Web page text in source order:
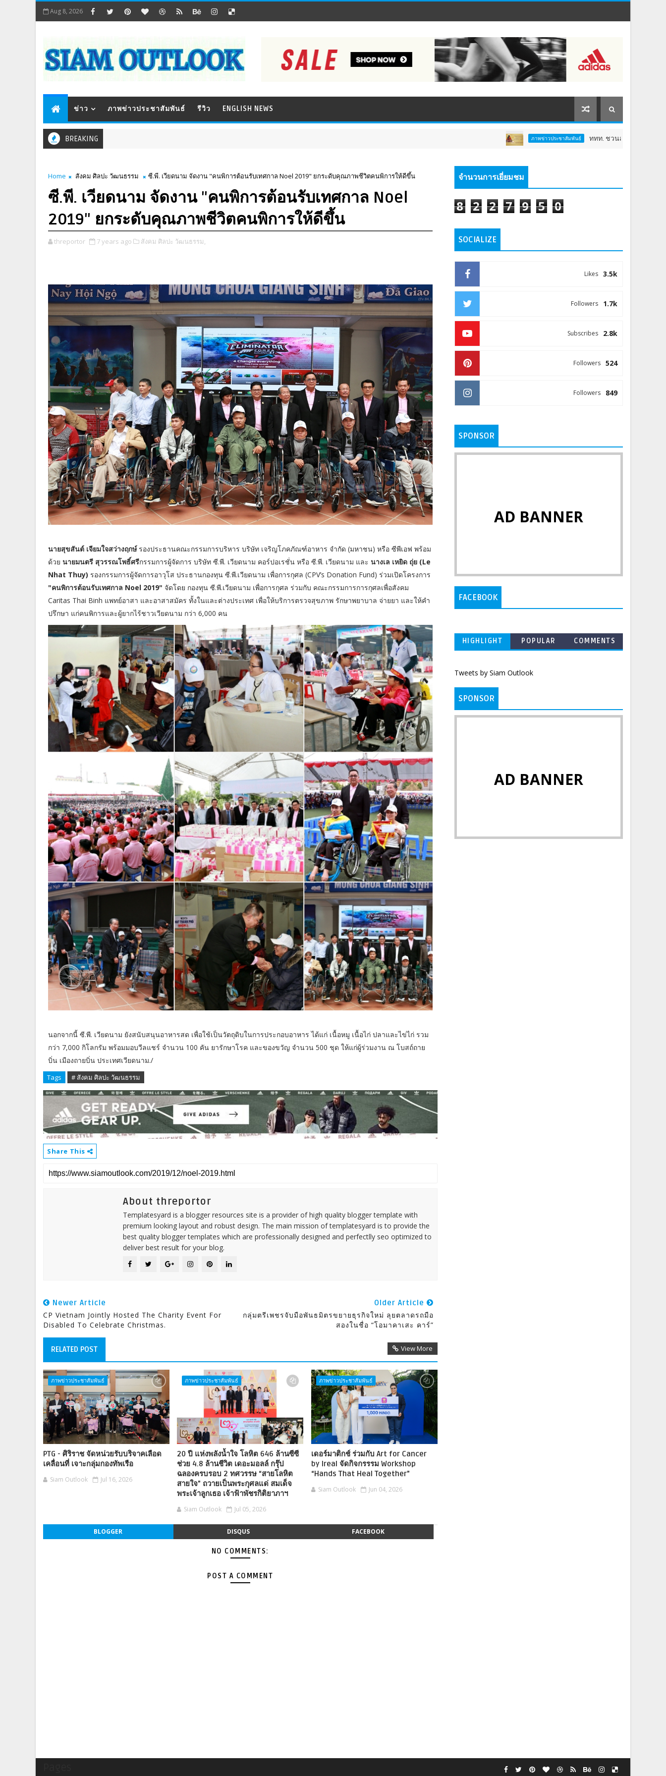
Aug 8, 2026
ข่าว ภาพข่าวประชาสัมพันธ์ รีวิว ENGLISH NEWS
BREAKING ภาพข่าวประชาสัมพันธ์ ททท. ชวนสัมผัสพลังแห่งศรัทธา ร่วมง
Home สังคม ศิลปะ วัฒนธรรม ซี.พี. เวียดนาม จัดงาน "คนพิการต้อนรับเทศกาล Noel 2019" ยกระดับคุณภาพชีวิตคนพิการให้ดีขึ้น
ซี.พี. เวียดนาม จัดงาน "คนพิการต้อนรับเทศกาล Noel
2019" ยกระดับคุณภาพชีวิตคนพิการให้ดีขึ้น
threportor 7 years ago สังคม ศิลปะ วัฒนธรรม,
นายสุขสันต์ เจียมใจสว่างฤกษ์ รองประธานคณะกรรมการบริหาร บริษัท เจริญโภคภัณฑ์อาหาร จำกัด (มหาชน) หรือ ซีพีเอฟ พร้อม
ด้วย นายมนตรี สุวรรณโพธิ์ศรีกรรมการผู้จัดการ บริษัท ซี.พี. เวียดนาม คอร์ปอเรชั่น หรือ ซี.พี. เวียดนาม และ นางเล เหยิด ถุ่ย (Le
Nhat Thuy) รองกรรมการผู้จัดการอาวุโส ประธานกองทุน ซี.พี.เวียดนาม เพื่อการกุศล (CPV’s Donation Fund) ร่วมเปิดโครงการ
"คนพิการต้อนรับเทศกาล Noel 2019" จัดโดย กองทุน ซี.พี.เวียดนาม เพื่อการกุศล ร่วมกับ คณะกรรมการการกุศลเพื่อสังคม
Caritas Thai Binh แพทย์อาสา และอาสาสมัคร ทั้งในและต่างประเทศ เพื่อให้บริการตรวจสุขภาพ รักษาพยาบาล จ่ายยา และให้คำ
ปรึกษา แก่คนพิการและผู้ยากไร้ชาวเวียดนาม กว่า 6,000 คน
นอกจากนี้ ซี.พี. เวียดนาม ยังสนับสนุนอาหารสด เพื่อใช้เป็นวัตถุดิบในการประกอบอาหาร ได้แก่ เนื้อหมู เนื้อไก่ ปลาและไข่ไก่ รวม
กว่า 7,000 กิโลกรัม พร้อมมอบวีลแชร์ จำนวน 100 คัน ยารักษาโรค และของขวัญ จำนวน 500 ชุด ให้แก่ผู้ร่วมงาน ณ โบสถ์ถาย
บิ่น เมืองถายบิ่น ประเทศเวียดนาม./
Tags # สังคม ศิลปะ วัฒนธรรม
Share This
About threportor
Templatesyard is a blogger resources site is a provider of high quality blogger template with
premium looking layout and robust design. The main mission of templatesyard is to provide the
best quality blogger templates which are professionally designed and perfectlly seo optimized to
deliver best result for your blog.
Newer Article
CP Vietnam Jointly Hosted The Charity Event For
Disabled To Celebrate Christmas.
Older Article
กลุ่มตรีเพชรจับมือพันธมิตรขยายธุรกิจใหม่ ลุยตลาดรถมือ
สองในชื่อ “โอมาคาเสะ คาร์”
RELATED POST View More
ภาพข่าวประชาสัมพันธ์
PTG - ศิริราช จัดหน่วยรับบริจาคเลือด
เคลื่อนที่ เจาะกลุ่มกองทัพเรือ
Siam Outlook Jul 16, 2026
ภาพข่าวประชาสัมพันธ์
20 ปี แห่งพลังน้ำใจ โลหิต 646 ล้านซีซี
ช่วย 4.8 ล้านชีวิต เดอะมอลล์ กรุ๊ป
ฉลองครบรอบ 2 ทศวรรษ “สายโลหิต
สายใจ” ถวายเป็นพระกุศลแด่ สมเด็จ
พระเจ้าลูกเธอ เจ้าฟ้าพัชรกิติยาภาฯ
Siam Outlook Jul 05, 2026
ภาพข่าวประชาสัมพันธ์
เดอร์มาติกช์ ร่วมกับ Art for Cancer
by Ireal จัดกิจกรรรม Workshop
“Hands That Heal Together”
Siam Outlook Jun 04, 2026
BLOGGER DISQUS FACEBOOK
NO COMMENTS:
POST A COMMENT
จำนวนการเยี่ยมชม
8 2 2 7 9 5 0
SOCIALIZE
3.5k
Likes
1.7k
Followers
2.8k
Subscribes
524
Followers
849
Followers
SPONSOR
AD BANNER
FACEBOOK
HIGHLIGHT POPULAR COMMENTS
Tweets by Siam Outlook
SPONSOR
AD BANNER